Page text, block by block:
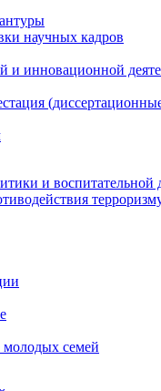
научных кадров
и инновационной
и воспитательной
семей